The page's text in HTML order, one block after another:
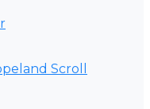
Scroll